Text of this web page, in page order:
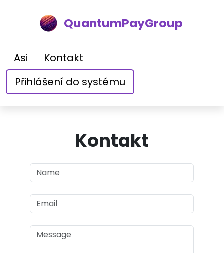
QuantumPayGroup
Asi
Kontakt
Přihlášení do systému
Kontakt